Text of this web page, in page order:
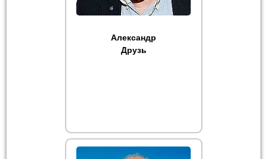
Александр
Друзь